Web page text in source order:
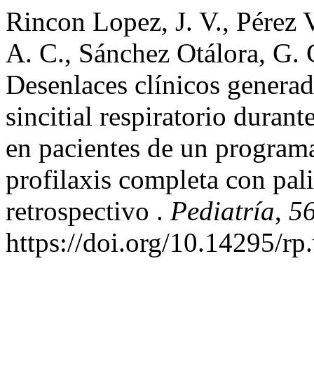
Rincon Lopez, J. V., Pérez
A. C., Sánchez Otálora,
Desenlaces clínicos
sincitial respiratorio
en pacientes de un
profilaxis completa con
retrospectivo . Pediatría,
https://doi.org/10.14295/